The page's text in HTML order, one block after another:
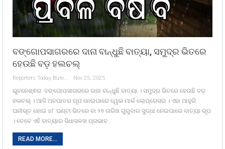
ବଙ୍ଗୋପସାଗରରେ ଦାନା ବାନ୍ଧୁଛି ବାତ୍ୟା, ସମୁଦ୍ର ଭିତରେ
ହେଉଛି ବଡ଼ ହଲଚଲ୍
Reporters Today Bureau Nov 25, 2025
ଭୁବନେଶ୍ଵର: ବଙ୍ଗୋପସାଗରରେ ଦାନା ବାନ୍ଧୁଛି ବାତ୍ୟା । ସମୁଦ୍ର ଭିତରେ ହେଉଛି ବଡ଼
ହଲଚଲ୍ । ଆଜି ଅବପାତର ରୂପ ନେଇପାରେ ୱେଲ ମାର୍କ ଲୋପ୍ରେସର । ଏହା ଆହୁରି
ଘନୀଭୂତ ହୋଇ ୪୮ ଘଣ୍ଟା ଭିତରେ ବା ୨୭ ତାରିଖ ଗୁରୁବାର ସୁଦ୍ଧା ନେଇପାରେ ବାତ୍ୟା ରୂପ
। ତେବେ ଏହି ବାତ୍ୟାର ସିଧାସଳଖ ପ୍ରଭାବ…
READ MORE...